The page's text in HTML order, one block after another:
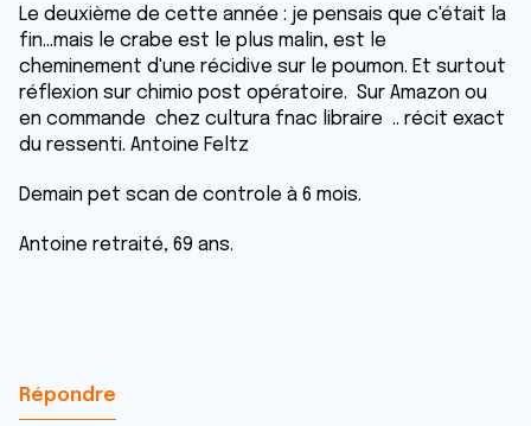
Le deuxième de cette année : je pensais que c'était la
fin...mais le crabe est le plus malin, est le
cheminement d'une récidive sur le poumon. Et surtout
réflexion sur chimio post opératoire. Sur Amazon ou
en commande chez cultura fnac libraire .. récit exact
du ressenti. Antoine Feltz
Demain pet scan de controle à 6 mois.
Antoine retraité, 69 ans.
Répondre